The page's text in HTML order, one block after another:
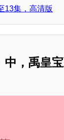
13集，高清版
，禹皇